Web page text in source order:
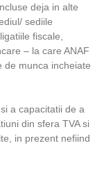
deja in alte
sediile
fiscale,
– la care ANAF
de munca incheiate
a capacitatii de a
din sfera TVA si
in prezent nefiind